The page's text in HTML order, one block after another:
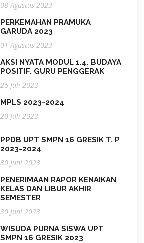
08 Agustus 2023
PERKEMAHAN PRAMUKA
GARUDA 2023
01 Agustus 2023
AKSI NYATA MODUL 1.4. BUDAYA
POSITIF. GURU PENGGERAK
26 Juli 2023
MPLS 2023-2024
20 Juli 2023
PPDB UPT SMPN 16 GRESIK T. P
2023-2024
30 Juni 2023
PENERIMAAN RAPOR KENAIKAN
KELAS DAN LIBUR AKHIR
SEMESTER
30 Juni 2023
WISUDA PURNA SISWA UPT
SMPN 16 GRESIK 2023